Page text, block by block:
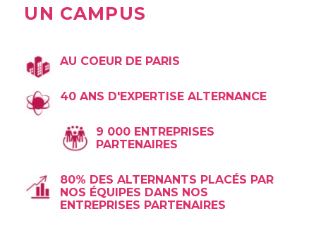
UN CAMPUS
AU COEUR DE PARIS
40 ANS D'EXPERTISE ALTERNANCE
9 000 ENTREPRISES
PARTENAIRES
80% DES ALTERNANTS PLACÉS PAR
NOS ÉQUIPES DANS NOS
ENTREPRISES PARTENAIRES